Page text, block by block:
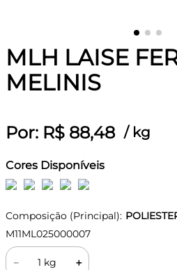
MLH LAISE
MELINIS
Por: R$ 88,48 / kg
Cores Disponíveis
Composição (Principal):
M11ML025000007
＋
－